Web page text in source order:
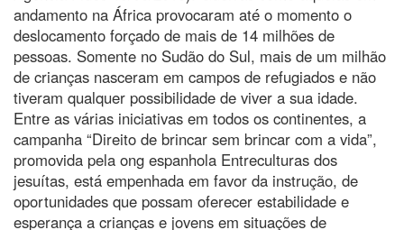
andamento na África provocaram até o momento o
deslocamento forçado de mais de 14 milhões de
pessoas. Somente no Sudão do Sul, mais de um milhão
de crianças nasceram em campos de refugiados e não
tiveram qualquer possibilidade de viver a sua idade.
Entre as várias iniciativas em todos os continentes, a
campanha “Direito de brincar sem brincar com a vida”,
promovida pela ong espanhola Entreculturas dos
jesuítas, está empenhada em favor da instrução, de
oportunidades que possam oferecer estabilidade e
esperança a crianças e jovens em situações de